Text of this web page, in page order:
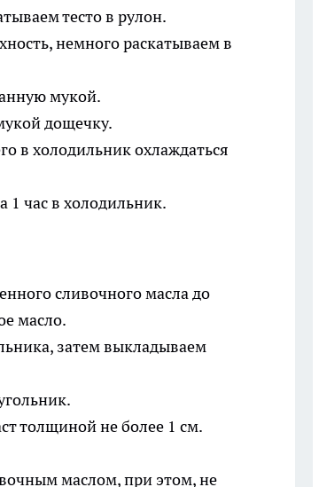
тесто в рулон.
мукой.
в холодильник охлаждаться
сливочного масла до
затем выкладываем
толщиной не более 1 см.
маслом, при этом, не